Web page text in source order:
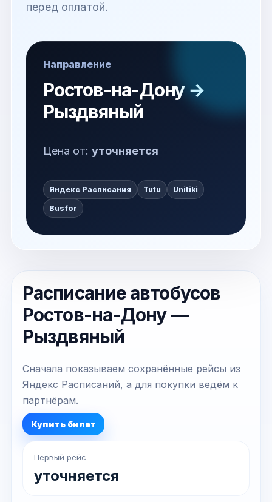
перед оплатой.
Направление
Ростов-на-Дону →
Рыздвяный
Цена от: уточняется
Яндекс Расписания Tutu Unitiki
Busfor
Расписание автобусов
Ростов-на-Дону —
Рыздвяный
Сначала показываем сохранённые рейсы из
Яндекс Расписаний, а для покупки ведём к
партнёрам.
Купить билет
Первый рейс
уточняется